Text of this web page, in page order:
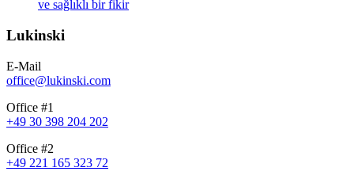
ve sağlıklı bir fikir
Lukinski
E-Mail
office@lukinski.com
Office #1
+49 30 398 204 202
Office #2
+49 221 165 323 72